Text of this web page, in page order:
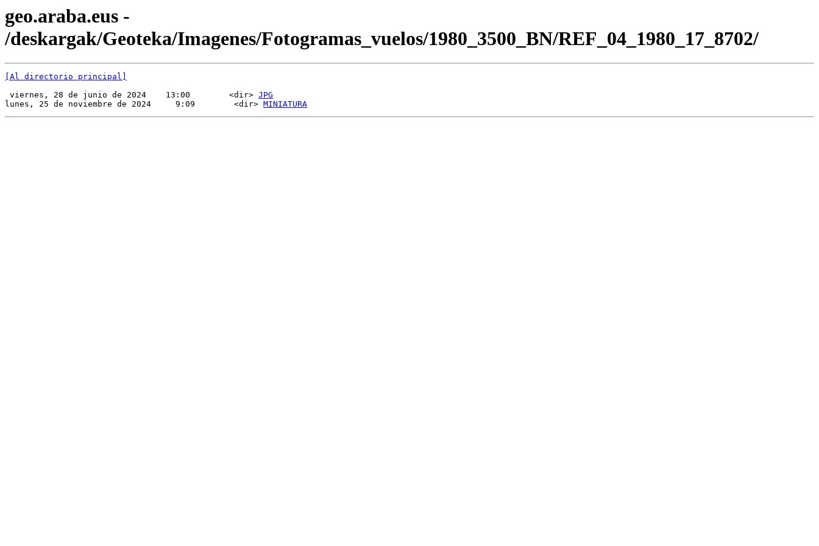
geo.araba.eus -
/deskargak/Geoteka/Imagenes/Fotogramas_vuelos/1980_3500_BN/REF_04_1980_17_8702/
[Al directorio principal]
viernes, 28 de junio de 2024    13:00        <dir> JPG
lunes, 25 de noviembre de 2024     9:09        <dir> MINIATURA